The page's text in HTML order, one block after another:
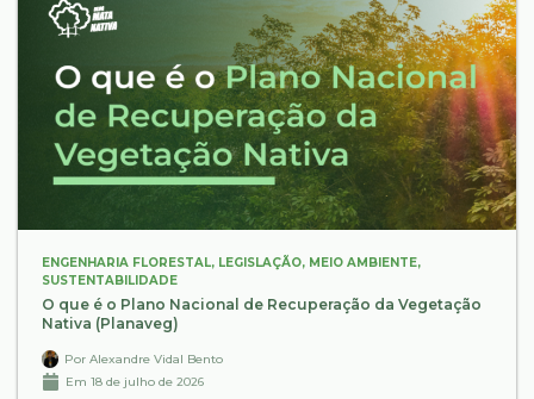
ENGENHARIA FLORESTAL, LEGISLAÇÃO, MEIO AMBIENTE,
SUSTENTABILIDADE
O que é o Plano Nacional de Recuperação da Vegetação
Nativa (Planaveg)
Por Alexandre Vidal Bento
Em 18 de julho de 2026